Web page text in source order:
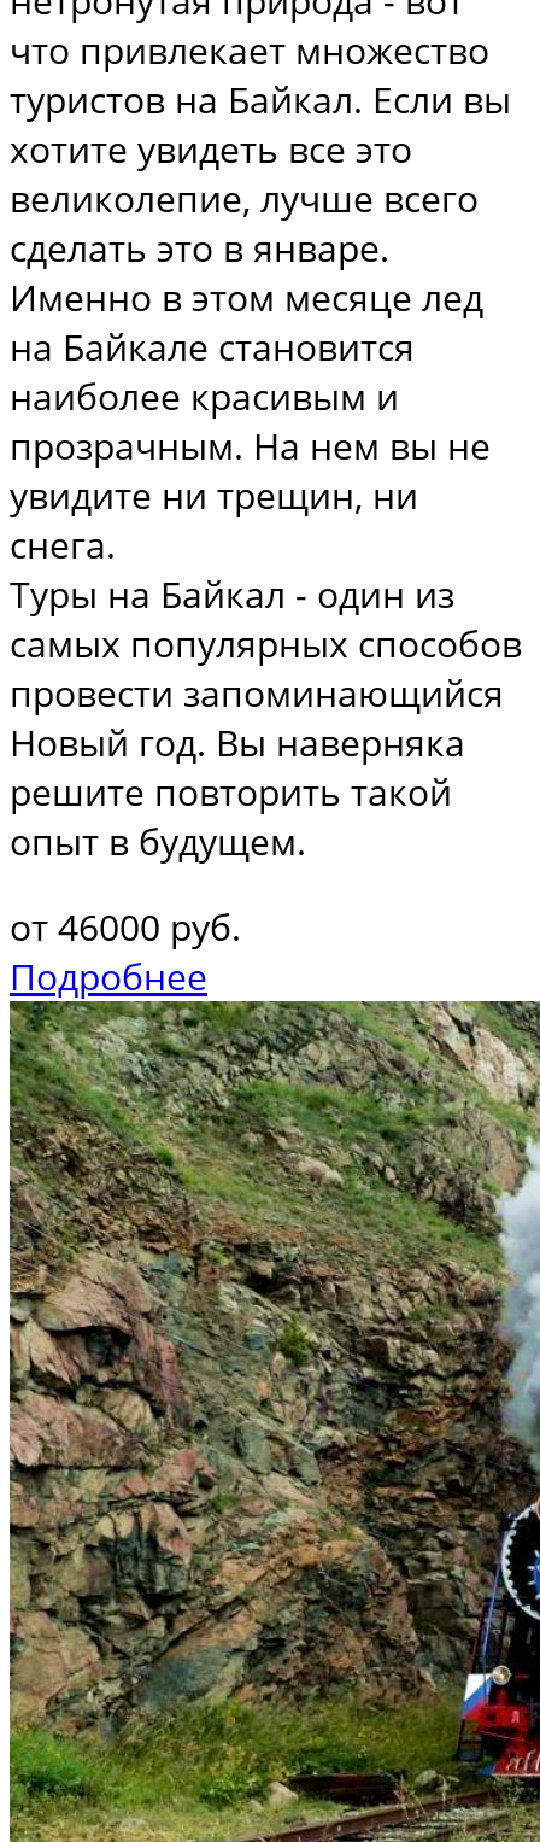
что привлекает множество
туристов на Байкал. Если вы
хотите увидеть все это
великолепие, лучше всего
сделать это в январе.
Именно в этом месяце лед
на Байкале становится
наиболее красивым и
прозрачным. На нем вы не
увидите ни трещин, ни
снега.
Туры на Байкал - один из
самых популярных способов
провести запоминающийся
Новый год. Вы наверняка
решите повторить такой
опыт в будущем.
от 46000 руб.
Подробнее